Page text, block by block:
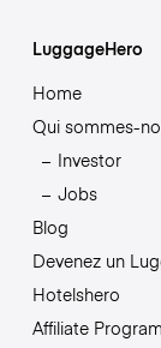
LuggageHero
Home
Qui sommes-
Investor
Jobs
Blog
Devenez un
Hotelshero
Affiliate Program